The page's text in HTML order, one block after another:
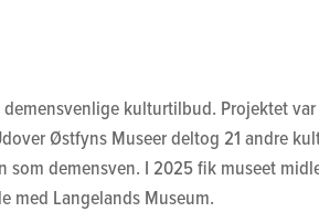
kulturtilbud. Projektet
Østfyns Museer deltog 21 andre
demensven. I 2025 fik museet
med Langelands Museum.